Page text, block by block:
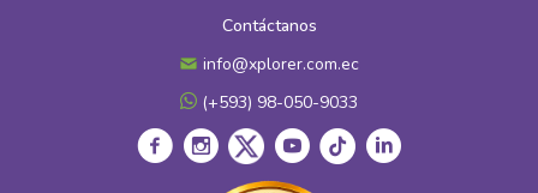
Contáctanos
info@xplorer.com.ec
(+593) 98-050-9033